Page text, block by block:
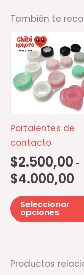
También te
Portalentes de
contacto
$2.500,00 -
$4.000,00
de
Seleccionar
opciones
Productos